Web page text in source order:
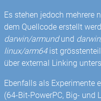
Es stehen jedoch mehrere
dem Quellcode erstellt
darwin/armundund
linux/arm64ist
über external Linking
Ebenfalls als Experimente
(64-Bit-PowerPC, Big- und